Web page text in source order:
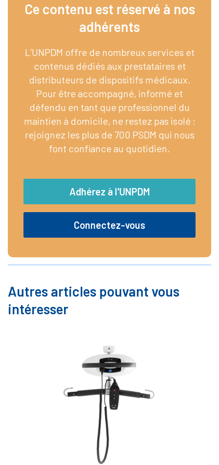
Ce contenu est réservé à nos
adhérents​
L’UNPDM offre de nombreux services et
contenus dédiés aux prestataires et
distributeurs de dispositifs médicaux.
Pour être accompagné, informé et
défendu en tant que professionnel du
maintien à domicile, ne restez pas isolé :
rejoignez les plus de 700 PSDM qui nous
font confiance au quotidien.
Adhérez à l'UNPDM
Connectez-vous
Autres articles pouvant vous
intéresser